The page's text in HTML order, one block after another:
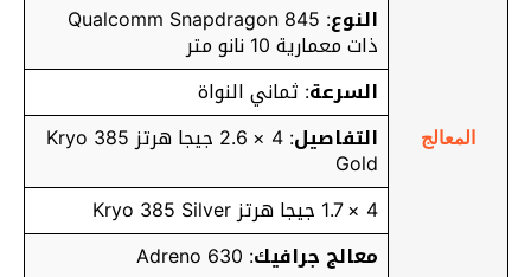
المعالج
النوع : Qualcomm Snapdragon 845
ذات معمارية 10 نانو متر
السرعة: ثماني النواة
التفاصيل
: 4 × 2.6 جيجا هرتز Kryo 385
Gold
4 × 1.7 جيجا هرتز Kryo 385 Silver
معالج جرافيك: Adreno 630